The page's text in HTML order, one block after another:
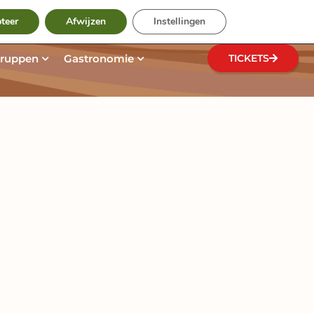
Suche
Park entdecken
Öffne Gruppen
Gastronomie Öffne Gastronomie
TICKETS
Afwijzen Instellingen